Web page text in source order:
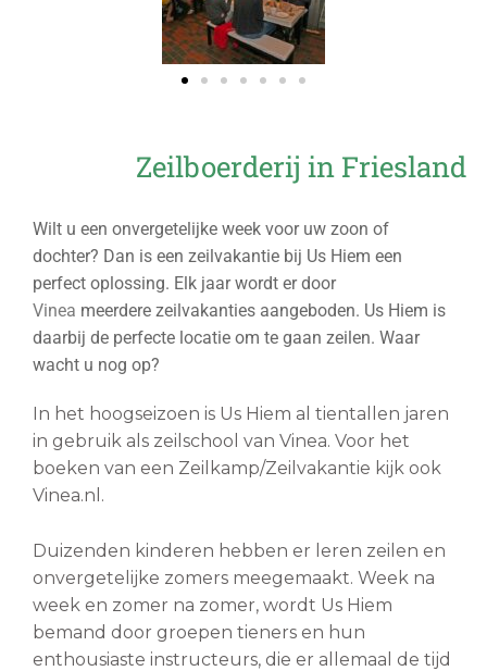
Zeilboerderij in Friesland
Wilt u een onvergetelijke week voor uw zoon of
dochter? Dan is een zeilvakantie bij Us Hiem een
perfect oplossing. Elk jaar wordt er door
Vinea meerdere zeilvakanties aangeboden. Us Hiem is
daarbij de perfecte locatie om te gaan zeilen. Waar
wacht u nog op?
In het hoogseizoen is Us Hiem al tientallen jaren
in gebruik als zeilschool van Vinea. Voor het
boeken van een Zeilkamp/Zeilvakantie kijk ook
Vinea.nl.
Duizenden kinderen hebben er leren zeilen en
onvergetelijke zomers meegemaakt. Week na
week en zomer na zomer, wordt Us Hiem
bemand door groepen tieners en hun
enthousiaste instructeurs, die er allemaal de tijd